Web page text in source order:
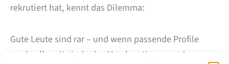
rekrutiert hat, kennt das Dilemma:
Gute Leute sind rar – und wenn passende Profile
wechselbereit sind oder Absolventinnen und